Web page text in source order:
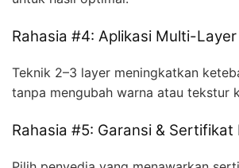
Rahasia #4: Aplikasi Multi-
Teknik 2–3 layer meningkatkan
tanpa mengubah warna atau tekstur
Rahasia #5: Garansi & Sertifikat